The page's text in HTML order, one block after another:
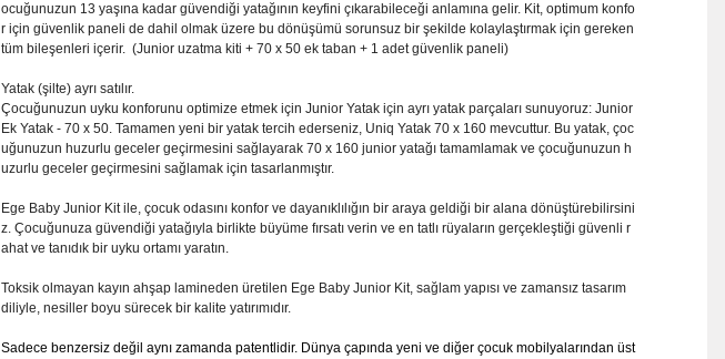
ocuğunuzun 13 yaşına kadar güvendiği yatağının keyfini çıkarabileceği anlamına gelir. Kit, optimum konfo
r için güvenlik paneli de dahil olmak üzere bu dönüşümü sorunsuz bir şekilde kolaylaştırmak için gereken
tüm bileşenleri içerir. (Junior uzatma kiti + 70 x 50 ek taban + 1 adet güvenlik paneli)
Yatak (şilte) ayrı satılır.
Çocuğunuzun uyku konforunu optimize etmek için Junior Yatak için ayrı yatak parçaları sunuyoruz: Junior
Ek Yatak - 70 x 50. Tamamen yeni bir yatak tercih ederseniz, Uniq Yatak 70 x 160 mevcuttur. Bu yatak, çoc
uğunuzun huzurlu geceler geçirmesini sağlayarak 70 x 160 junior yatağı tamamlamak ve çocuğunuzun h
uzurlu geceler geçirmesini sağlamak için tasarlanmıştır.
Ege Baby Junior Kit ile, çocuk odasını konfor ve dayanıklılığın bir araya geldiği bir alana dönüştürebilirsini
z. Çocuğunuza güvendiği yatağıyla birlikte büyüme fırsatı verin ve en tatlı rüyaların gerçekleştiği güvenli r
ahat ve tanıdık bir uyku ortamı yaratın.
Toksik olmayan kayın ahşap lamineden üretilen Ege Baby Junior Kit, sağlam yapısı ve zamansız tasarım
diliyle, nesiller boyu sürecek bir kalite yatırımıdır.
Sadece benzersiz değil aynı zamanda patentlidir. Dünya çapında yeni ve diğer çocuk mobilyalarından üst